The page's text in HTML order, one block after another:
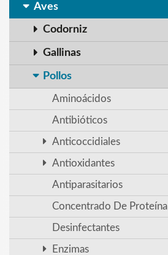
Aves
Codorniz
Gallinas
Pollos
Aminoácidos
Antibióticos
Anticoccidiales
Antioxidantes
Antiparasitarios
Concentrado De Proteína
Desinfectantes
Enzimas